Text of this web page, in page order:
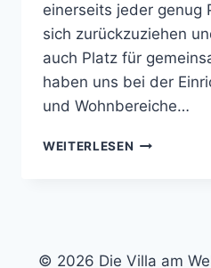
einerseits jeder genug
sich zurückzuziehen
auch Platz für
haben uns bei der
und Wohnbereiche…
WEITERLESEN DIE
© 2026 Die Villa am